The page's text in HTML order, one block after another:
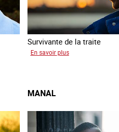
Survivante de la traite
En savoir plussur
MANAL